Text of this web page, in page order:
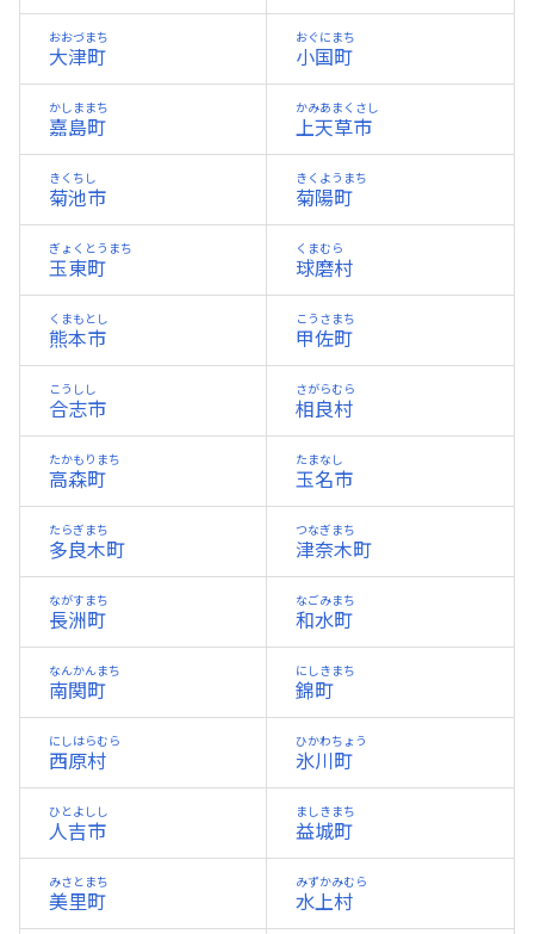
大津町
おおづまち
小国町
おぐにまち
嘉島町
かしままち
上天草市
かみあまくさし
菊池市
きくちし
菊陽町
きくようまち
玉東町
ぎょくとうまち
球磨村
くまむら
熊本市
くまもとし
甲佐町
こうさまち
合志市
こうしし
相良村
さがらむら
高森町
たかもりまち
玉名市
たまなし
多良木町
たらぎまち
津奈木町
つなぎまち
長洲町
ながすまち
和水町
なごみまち
南関町
なんかんまち
錦町
にしきまち
西原村
にしはらむら
氷川町
ひかわちょう
人吉市
ひとよしし
益城町
ましきまち
美里町
みさとまち
水上村
みずかみむら